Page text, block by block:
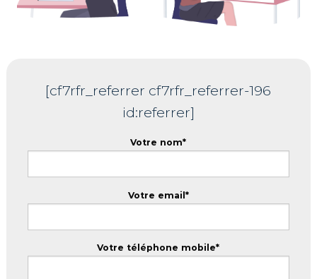
[cf7rfr_referrer cf7rfr_referrer-196
id:referrer]
Votre nom*
Votre email*
Votre téléphone mobile*